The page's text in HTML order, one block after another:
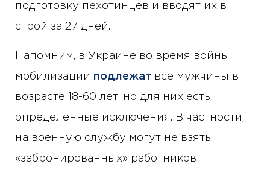
подготовку пехотинцев и вводят их в
строй за 27 дней.
Напомним, в Украине во время войны
мобилизации подлежат все мужчины в
возрасте 18-60 лет, но для них есть
определенные исключения. В частности,
на военную службу могут не взять
«забронированных» работников